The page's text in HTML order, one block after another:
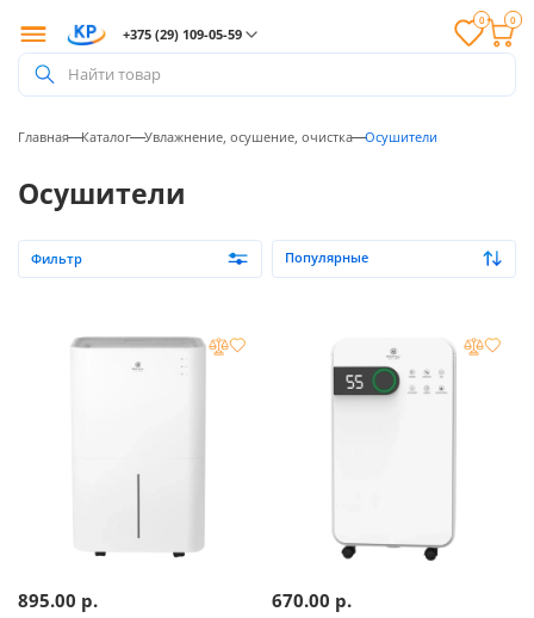
+375 (29) 109-05-59
0 0
Найти товар
Главная Каталог Увлажнение, осушение, очистка Осушители
Осушители
Фильтр Популярные
895.00 р. 670.00 р.